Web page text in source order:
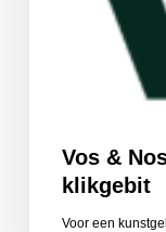
Vos &
klikgebit
Voor een